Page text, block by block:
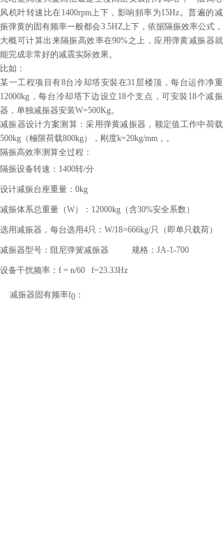
风机叶转速比在1400rpm上下，影响頻率为15Hz。普遍的减
振弹黄的固有频率一般都会3.5HZ上下，依据隔振效率公式，
大概可计算出来隔振高效率在90%之上，应用弹黄减振器就
能完成非常好的减震实际效果。
比如：
某一工程项目有8台冷却塔安裝在31 层楼顶，每台运作净重
12000kg ，每台冷却塔下边设立 18个支点，可安裝 18个减振
器，单独减振器安装W=500Kg。
减振器设计方案测算：采用弹黄减振器，额定值工作中荷载
500kg （極限荷载800kg），刚度k=20kg/mm ，。
隔振高效率测算全过程：
隔振设备转速： 1400转/分
设计减振台座重量： 0kg
减振体系总重量（W）： 12000kg （含30%安全系数）
选用减振器， 每台选用4只： W/18=666kg/只（即单只载荷）
减振器型号：阻尼弹簧减振器 规格： JA-1-700
设备干扰频率： f = n/60 f=23.33Hz
减振器固有频率f0 ：